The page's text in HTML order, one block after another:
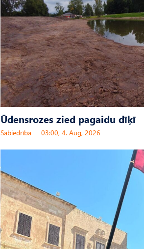
Ūdensrozes zied pagaidu dīķī
Sabiedrība 03:00, 4. Aug, 2026